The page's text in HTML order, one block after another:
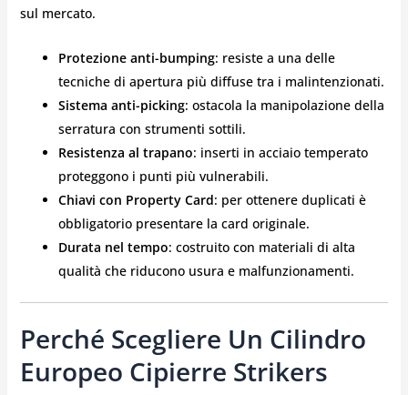
sul mercato.
Protezione anti-bumping: resiste a una delle
tecniche di apertura più diffuse tra i malintenzionati.
Sistema anti-picking: ostacola la manipolazione della
serratura con strumenti sottili.
Resistenza al trapano: inserti in acciaio temperato
proteggono i punti più vulnerabili.
Chiavi con Property Card: per ottenere duplicati è
obbligatorio presentare la card originale.
Durata nel tempo: costruito con materiali di alta
qualità che riducono usura e malfunzionamenti.
Perché Scegliere Un Cilindro
Europeo Cipierre Strikers